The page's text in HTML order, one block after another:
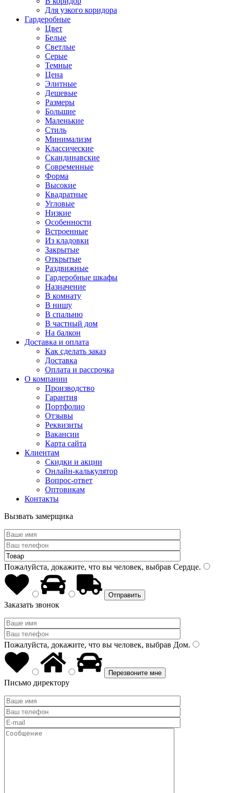
Для узкого коридора
Гардеробные
Цвет
Белые
Светлые
Серые
Темные
Цена
Элитные
Дешевые
Размеры
Большие
Маленькие
Стиль
Минимализм
Классические
Скандинавские
Современные
Форма
Высокие
Квадратные
Угловые
Низкие
Особенности
Встроенные
Из кладовки
Закрытые
Открытые
Раздвижные
Гардеробные шкафы
Назначение
В комнату
В нишу
В спальню
В частный дом
На балкон
Доставка и оплата
Как сделать заказ
Доставка
Оплата и рассрочка
О компании
Производство
Гарантия
Портфолио
Отзывы
Реквизиты
Вакансии
Карта сайта
Клиентам
Скидки и акции
Онлайн-калькулятор
Вопрос-ответ
Оптовикам
Контакты
Вызвать замерщика
Пожалуйста, докажите, что вы человек, выбрав Сердце.
Заказать звонок
Пожалуйста, докажите, что вы человек, выбрав Дом.
Письмо директору